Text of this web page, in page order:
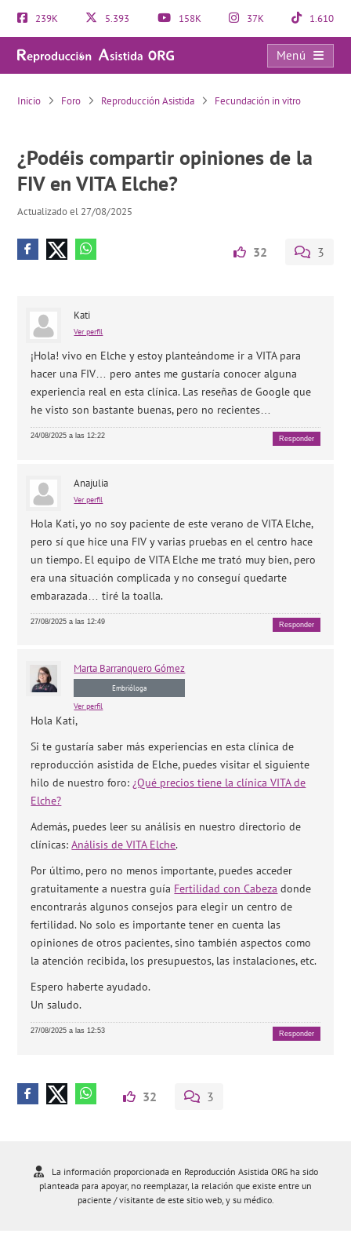
239K 5.393 158K 37K 1.610
Menú
¿Podéis compartir opiniones de la FIV en VITA Elche?
Inicio Foro Reproducción Asistida Fecundación in vitro
¿Podéis compartir opiniones de la
FIV en VITA Elche?
Actualizado el 27/08/2025
32 3
Kati
Ver perfil
¡Hola! vivo en Elche y estoy planteándome ir a VITA para
hacer una FIV… pero antes me gustaría conocer alguna
experiencia real en esta clínica. Las reseñas de Google que
he visto son bastante buenas, pero no recientes…
24/08/2025 a las 12:22 Responder
Anajulia
Ver perfil
Hola Kati, yo no soy paciente de este verano de VITA Elche,
pero sí que hice una FIV y varias pruebas en el centro hace
un tiempo. El equipo de VITA Elche me trató muy bien, pero
era una situación complicada y no conseguí quedarte
embarazada… tiré la toalla.
27/08/2025 a las 12:49 Responder
Marta Barranquero Gómez
Embrióloga
Ver perfil
Hola Kati,
Si te gustaría saber más experiencias en esta clínica de
reproducción asistida de Elche, puedes visitar el siguiente
hilo de nuestro foro:¿Qué precios tiene la clínica VITA de
Elche?
Además, puedes leer su análisis en nuestro directorio de
clínicas:Análisis de VITA Elche.
Por último, pero no menos importante, puedes acceder
gratuitamente a nuestra guía Fertilidad con Cabeza donde
encontrarás algunos consejos para elegir un centro de
fertilidad. No solo es importante tener en cuenta las
opiniones de otros pacientes, sino también aspectos como
la atención recibida, los presupuestos, las instalaciones, etc.
Espero haberte ayudado.
Un saludo.
27/08/2025 a las 12:53 Responder
32 3
La información proporcionada en Reproducción Asistida ORG ha sido
planteada para apoyar, no reemplazar, la relación que existe entre un
paciente / visitante de este sitio web, y su médico.